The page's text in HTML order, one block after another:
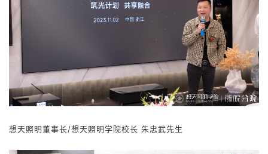
想天照明董事长/想天照明学院校长 朱忠武先生